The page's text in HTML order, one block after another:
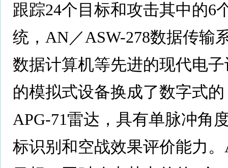
跟踪24个目标和攻击其中的6
统，AN／ASW-278数据传输
数据计算机等先进的现代电
的模拟式设备换成了数字式
APG-71雷达，具有单脉冲角
标识别和空战效果评价能力